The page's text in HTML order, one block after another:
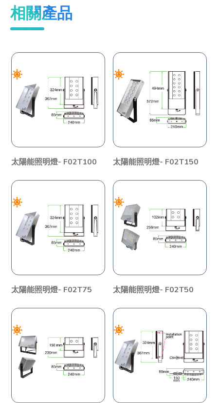
相關產品
太陽能照明燈- F02T100 太陽能照明燈- F02T150
太陽能照明燈- F02T75 太陽能照明燈- F02T50